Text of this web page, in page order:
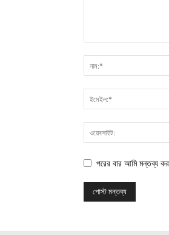
পরের বার আমি মন্তব্য